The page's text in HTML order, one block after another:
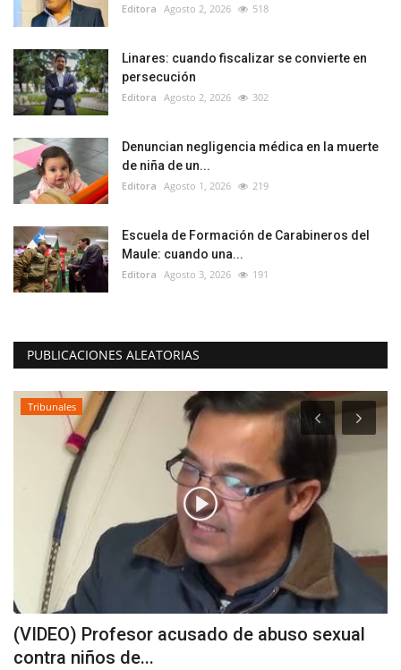
Editora Agosto 2, 2026 518
Linares: cuando fiscalizar se convierte en
persecución
Editora Agosto 2, 2026 302
Denuncian negligencia médica en la muerte
de niña de un...
Editora Agosto 1, 2026 219
Escuela de Formación de Carabineros del
Maule: cuando una...
Editora Agosto 3, 2026 191
PUBLICACIONES ALEATORIAS
Tribunales
(VIDEO) Profesor acusado de abuso sexual
contra niños de...